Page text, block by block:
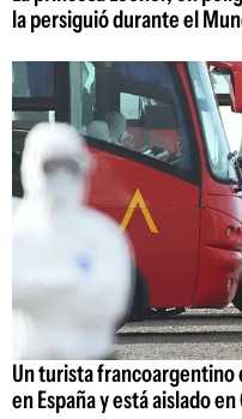
la persiguió durante el
Un turista francoargentino
en España y está aislado en